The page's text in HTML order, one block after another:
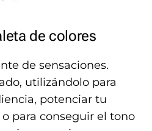
de colores
de sensaciones.
utilizándolo para
potenciar tu
para conseguir el tono